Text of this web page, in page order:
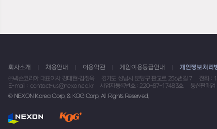
회사소개 채용안내 이용약관 게임이용등급안내
개인정보처리
㈜넥슨코리아 대표이사 강대현·김정욱
경기도 성남시 분당구 판교로 256번길 7
전화 :
E-mail : contact-us@nexon.co.kr
사업자등록번호 : 220-87-17483호
통신판매
© NEXON Korea Corp. & KOG Corp. All Rights Reserved.